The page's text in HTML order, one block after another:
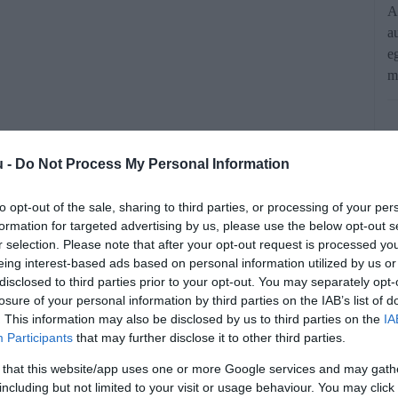
- Do Not Process My Personal Information
opt-out of the sale, sharing to third parties, or processing of your
for targeted advertising by us, please use the below opt-out
selection. Please note that after your opt-out request is processed
interest-based ads based on personal information utilized by us
to third parties prior to your opt-out. You may separately
of your personal information by third parties on the IAB’s list of
This information may also be disclosed by us to third parties on the
Participants that may further disclose it to other third parties.
that this website/app uses one or more Google services and may
but not limited to your visit or usage behaviour. You may
miatt ismét leállt a termelés
oltására és új modellje
használja ki az időt.
forrásként a Google Keresőben!